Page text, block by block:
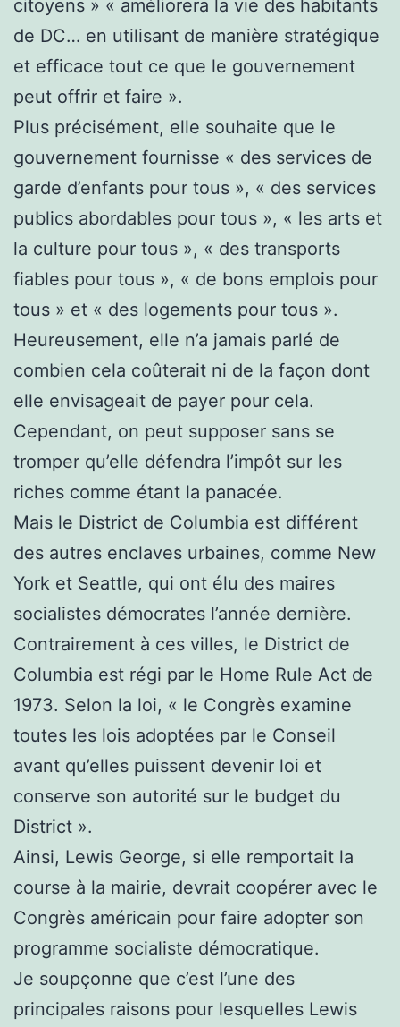
citoyens » « améliorera la vie des habitants
de DC… en utilisant de manière stratégique
et efficace tout ce que le gouvernement
peut offrir et faire ».
Plus précisément, elle souhaite que le
gouvernement fournisse « des services de
garde d’enfants pour tous », « des services
publics abordables pour tous », « les arts et
la culture pour tous », « des transports
fiables pour tous », « de bons emplois pour
tous » et « des logements pour tous ».
Heureusement, elle n’a jamais parlé de
combien cela coûterait ni de la façon dont
elle envisageait de payer pour cela.
Cependant, on peut supposer sans se
tromper qu’elle défendra l’impôt sur les
riches comme étant la panacée.
Mais le District de Columbia est différent
des autres enclaves urbaines, comme New
York et Seattle, qui ont élu des maires
socialistes démocrates l’année dernière.
Contrairement à ces villes, le District de
Columbia est régi par le Home Rule Act de
1973. Selon la loi, « le Congrès examine
toutes les lois adoptées par le Conseil
avant qu’elles puissent devenir loi et
conserve son autorité sur le budget du
District ».
Ainsi, Lewis George, si elle remportait la
course à la mairie, devrait coopérer avec le
Congrès américain pour faire adopter son
programme socialiste démocratique.
Je soupçonne que c’est l’une des
principales raisons pour lesquelles Lewis